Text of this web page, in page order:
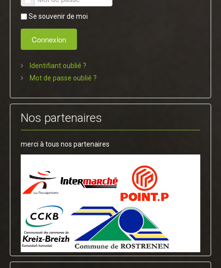
Se souvenir de moi
Connexion
Identifiant oublié ?
Mot de passe oublié ?
Nos partenaires
merci à tous nos partenaires